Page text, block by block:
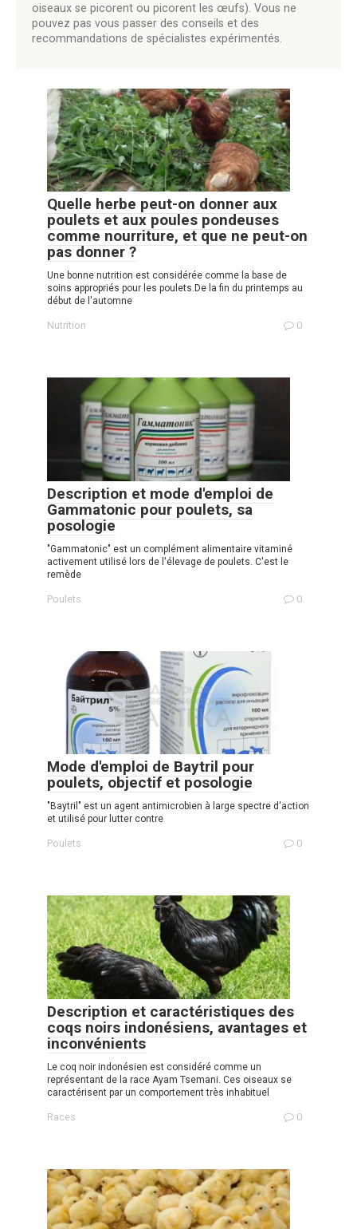
oiseaux se picorent ou picorent les œufs). Vous ne
pouvez pas vous passer des conseils et des
recommandations de spécialistes expérimentés.
Quelle herbe peut-on donner aux
poulets et aux poules pondeuses
comme nourriture, et que ne peut-on
pas donner ?
Une bonne nutrition est considérée comme la base de
soins appropriés pour les poulets.De la fin du printemps au
début de l'automne
Nutrition 0
Description et mode d'emploi de
Gammatonic pour poulets, sa
posologie
"Gammatonic" est un complément alimentaire vitaminé
activement utilisé lors de l'élevage de poulets. C'est le
remède
Poulets 0
Mode d'emploi de Baytril pour
poulets, objectif et posologie
"Baytril" est un agent antimicrobien à large spectre d'action
et utilisé pour lutter contre
Poulets 0
Description et caractéristiques des
coqs noirs indonésiens, avantages et
inconvénients
Le coq noir indonésien est considéré comme un
représentant de la race Ayam Tsemani. Ces oiseaux se
caractérisent par un comportement très inhabituel
Races 0